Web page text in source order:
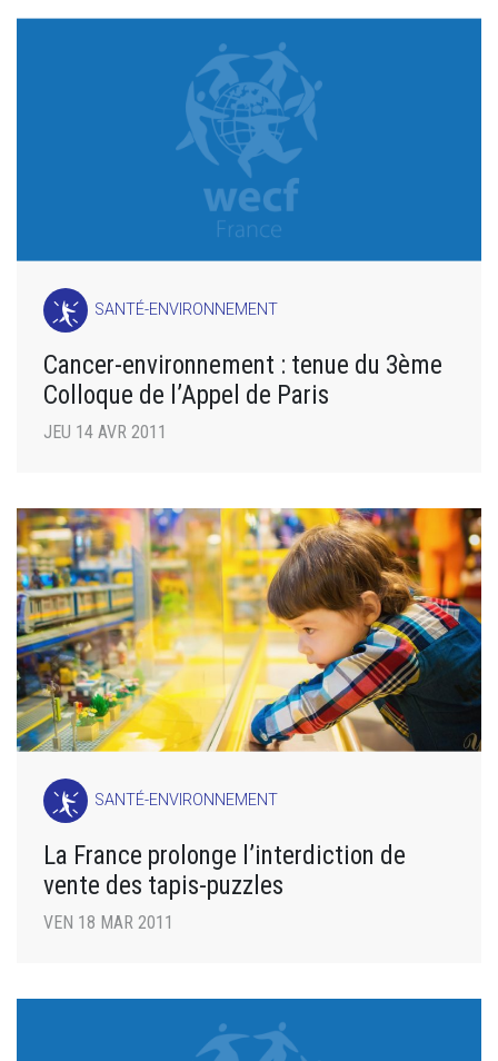
SANTÉ-ENVIRONNEMENT
Cancer-environnement : tenue du 3ème
Colloque de l’Appel de Paris
JEU 14 AVR 2011
SANTÉ-ENVIRONNEMENT
La France prolonge l’interdiction de
vente des tapis-puzzles
VEN 18 MAR 2011